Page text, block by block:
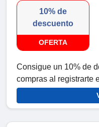
10% de
descuento
OFERTA
Consigue un 10% de
compras al registrarte